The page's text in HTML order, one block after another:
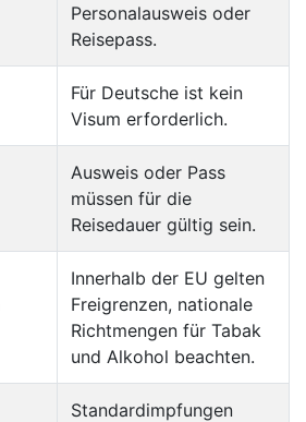
Personalausweis oder
Reisepass.
Für Deutsche ist kein
Visum erforderlich.
Ausweis oder Pass
müssen für die
Reisedauer gültig sein.
Innerhalb der EU gelten
Freigrenzen, nationale
Richtmengen für Tabak
und Alkohol beachten.
Standardimpfungen